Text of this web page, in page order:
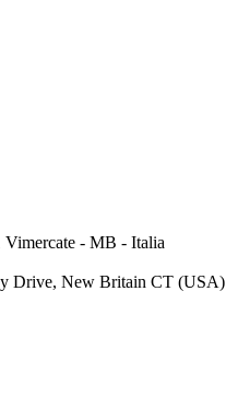
Vimercate - MB - Italia
Drive, New Britain CT (USA)